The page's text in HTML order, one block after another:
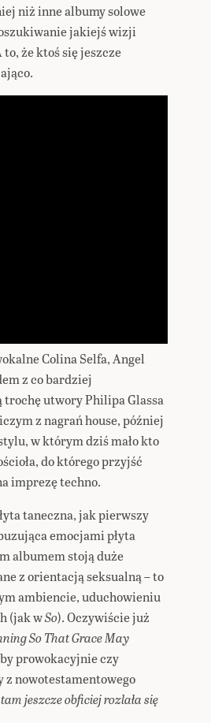
niż inne albumy solowe
jakiejś wizji
że ktoś się jeszcze
Colina Selfa, Angel
z co bardziej
utwory Philipa Glassa
z nagrań house, później
w którym dziś mało kto
do którego przyjść
imprezę techno.
taneczna, jak pierwszy
emocjami płyta
albumem stoją duże
z orientacją seksualną – to
ambiencie, uduchowieniu
(jak wSo). Oczywiście już
So That Grace May
prowokacyjnie czy
nowotestamentowego
jeszcze obficiej rozlała się